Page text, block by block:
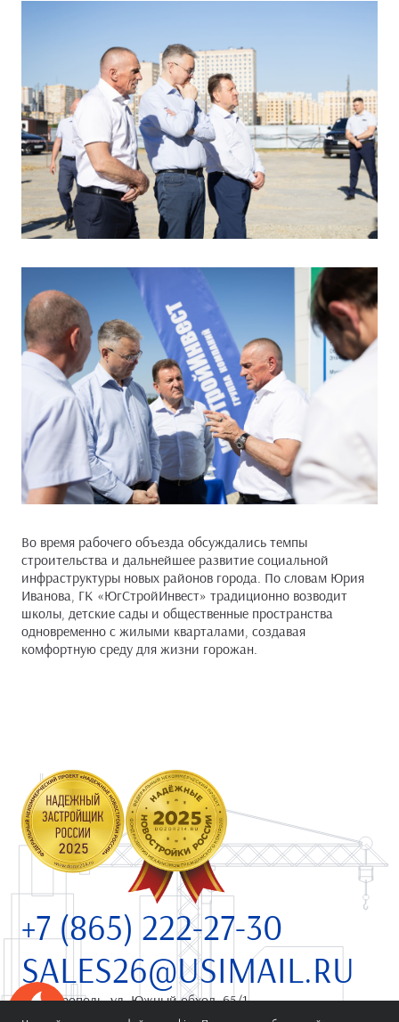
Во время рабочего объезда обсуждались темпы
строительства и дальнейшее развитие социальной
инфраструктуры новых районов города. По словам Юрия
Иванова, ГК «ЮгСтройИнвест» традиционно возводит
школы, детские сады и общественные пространства
одновременно с жилыми кварталами, создавая
комфортную среду для жизни горожан.
+7 (865) 222-27-30
SALES26@USIMAIL.RU
г. Ставрополь, ул. Южный обход, 65/1
Политика конфиденциальности